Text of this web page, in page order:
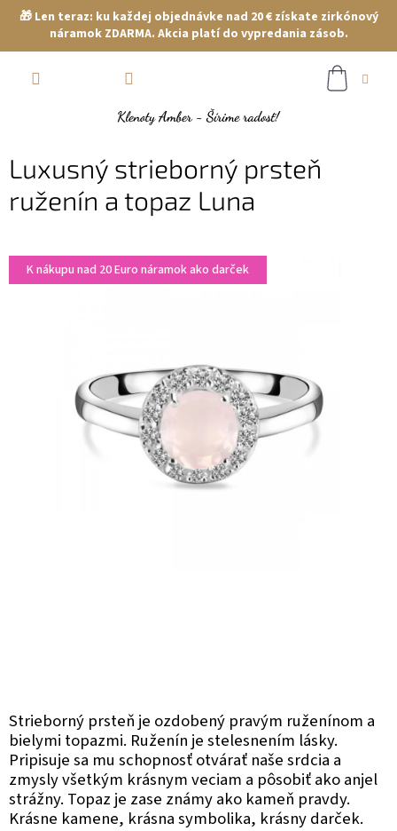
🎁 Len teraz: ku každej objednávke nad 20 € získate zirkónový
náramok ZDARMA. Akcia platí do vypredania zásob.
Luxusný strieborný prsteň
ruženín a topaz Luna
K nákupu nad 20 Euro náramok ako darček
Strieborný prsteň je ozdobený pravým ruženínom a
bielymi topazmi. Ruženín je stelesnením lásky.
Pripisuje sa mu schopnosť otvárať naše srdcia a
zmysly všetkým krásnym veciam a pôsobiť ako anjel
strážny. Topaz je zase známy ako kameň pravdy.
Krásne kamene, krásna symbolika, krásny darček.